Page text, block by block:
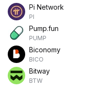
Pi Network
PI
Pump.fun
PUMP
Biconomy
BICO
Bitway
BTW